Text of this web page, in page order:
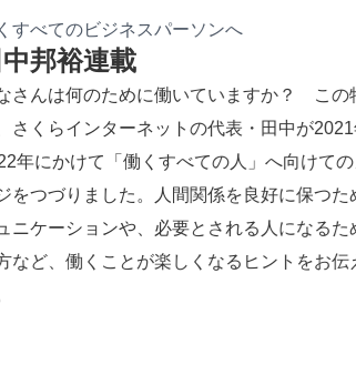
すべてのビジネスパーソンへ
中邦裕連載
さんは何のために働いていますか？ この
さくらインターネットの代表・田中が2021
年にかけて「働くすべての人」へ向けて
をつづりました。人間関係を良好に保つた
ニケーションや、必要とされる人になるた
など、働くことが楽しくなるヒントをお伝